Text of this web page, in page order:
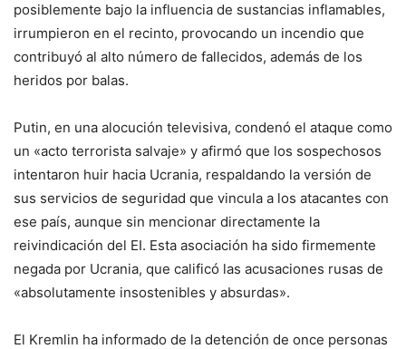
posiblemente bajo la influencia de sustancias inflamables,
irrumpieron en el recinto, provocando un incendio que
contribuyó al alto número de fallecidos, además de los
heridos por balas.
Putin, en una alocución televisiva, condenó el ataque como
un «acto terrorista salvaje» y afirmó que los sospechosos
intentaron huir hacia Ucrania, respaldando la versión de
sus servicios de seguridad que vincula a los atacantes con
ese país, aunque sin mencionar directamente la
reivindicación del EI. Esta asociación ha sido firmemente
negada por Ucrania, que calificó las acusaciones rusas de
«absolutamente insostenibles y absurdas».
El Kremlin ha informado de la detención de once personas